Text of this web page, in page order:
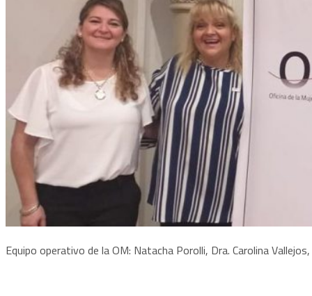
Equipo operativo de la OM: Natacha Porolli, Dra. Carolina